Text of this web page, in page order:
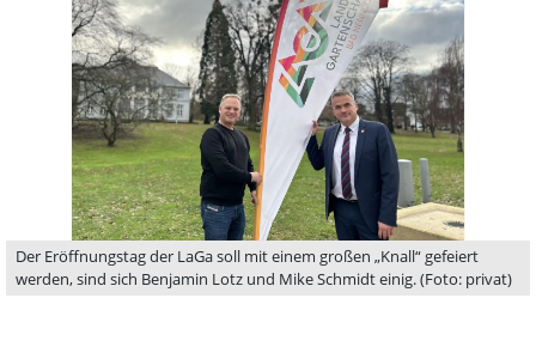
Der Eröffnungstag der LaGa soll mit einem großen „Knall“ gefeiert
werden, sind sich Benjamin Lotz und Mike Schmidt einig. (Foto: privat)